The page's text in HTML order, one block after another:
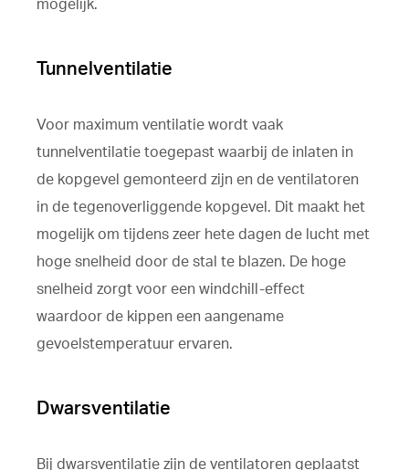
mogelijk.
Tunnelventilatie
Voor maximum ventilatie wordt vaak
tunnelventilatie toegepast waarbij de inlaten in
de kopgevel gemonteerd zijn en de ventilatoren
in de tegenoverliggende kopgevel. Dit maakt het
mogelijk om tijdens zeer hete dagen de lucht met
hoge snelheid door de stal te blazen. De hoge
snelheid zorgt voor een windchill-effect
waardoor de kippen een aangename
gevoelstemperatuur ervaren.
Dwarsventilatie
Bij dwarsventilatie zijn de ventilatoren geplaatst